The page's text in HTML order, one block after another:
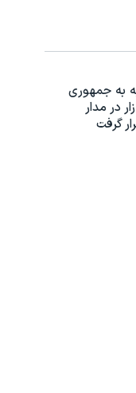
به جمهوری
در مدار
گرفت